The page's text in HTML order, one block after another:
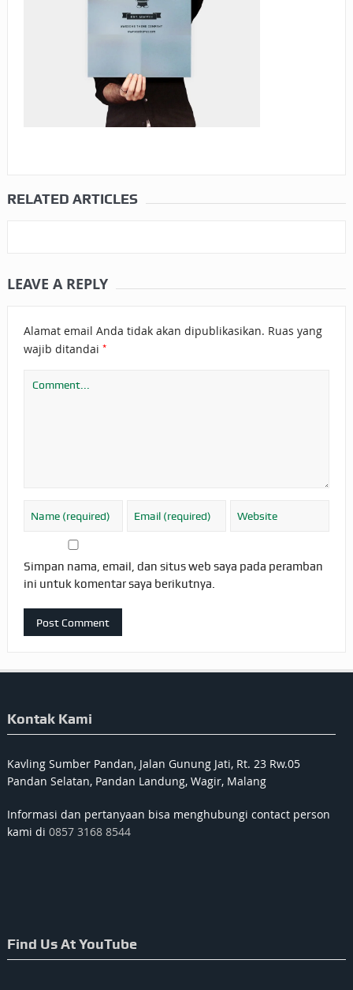
RELATED ARTICLES
LEAVE A REPLY
Alamat email Anda tidak akan dipublikasikan. Ruas yang
wajib ditandai *
Simpan nama, email, dan situs web saya pada peramban
ini untuk komentar saya berikutnya.
Kontak Kami
Kavling Sumber Pandan, Jalan Gunung Jati, Rt. 23 Rw.05
Pandan Selatan, Pandan Landung, Wagir, Malang
Informasi dan pertanyaan bisa menghubungi contact person
kami di 0857 3168 8544
Find Us At YouTube